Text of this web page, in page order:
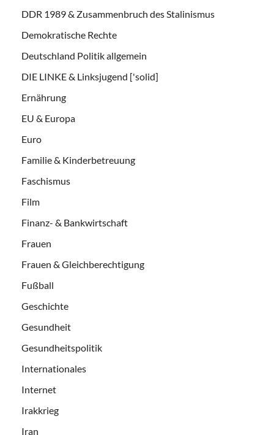
DDR 1989 & Zusammenbruch des Stalinismus
Demokratische Rechte
Deutschland Politik allgemein
DIE LINKE & Linksjugend ['solid]
Ernährung
EU & Europa
Euro
Familie & Kinderbetreuung
Faschismus
Film
Finanz- & Bankwirtschaft
Frauen
Frauen & Gleichberechtigung
Fußball
Geschichte
Gesundheit
Gesundheitspolitik
Internationales
Internet
Irakkrieg
Iran